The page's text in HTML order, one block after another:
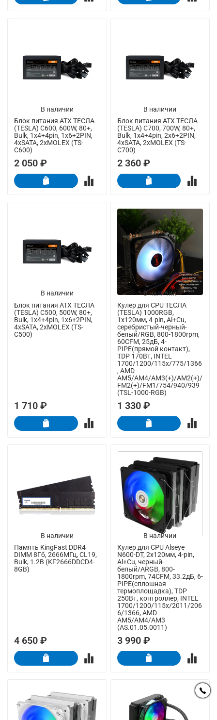
В наличии
Блок питания ATX ТЕСЛА
(TESLA) C600, 600W, 80+,
Bulk, 1x4+4pin, 1x6+2PIN,
4xSATA, 2xMOLEX (TS-
C600)
2 050 ₽
В наличии
Блок питания ATX ТЕСЛА
(TESLA) C700, 700W, 80+,
Bulk, 1x4+4pin, 2x6+2PIN,
4xSATA, 2xMOLEX (TS-
C700)
2 360 ₽
В наличии
Блок питания ATX ТЕСЛА
(TESLA) C500, 500W, 80+,
Bulk, 1x4+4pin, 1x6+2PIN,
4xSATA, 2xMOLEX (TS-
C500)
1 710 ₽
В наличии
Кулер для CPU ТЕСЛА
(TESLA) 1000RGB,
1х120мм, 4-pin, Al+Cu,
серебристый-черный-
белый/RGB, 800-1800rpm,
60CFM, 25дБ, 4-
PIPE(прямой контакт),
TDP 170Вт, INTEL
1700/1200/115x/775/1366
, AMD
AM5/AM4/AM3(+)/AM2(+)/
FM2(+)/FM1/754/940/939
(TSL-1000-RGB)
1 330 ₽
В наличии
Память KingFast DDR4
DIMM 8Гб, 2666МГц, CL19,
Bulk, 1.2В (KF2666DDCD4-
8GB)
4 650 ₽
В наличии
Кулер для CPU Alseye
N600-DT, 2х120мм, 4-pin,
Al+Cu, черный-
белый/ARGB, 800-
1800rpm, 74CFM, 33.2дБ, 6-
PIPE(сплошная
термоплощадка), TDP
250Вт, контроллер, INTEL
1700/1200/115x/2011/206
6/1366, AMD
AM5/AM4/AM3
(AS.01.05.0011)
3 990 ₽